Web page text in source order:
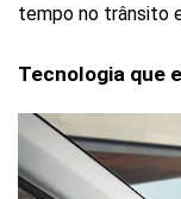
tempo no trânsito
Tecnologia que